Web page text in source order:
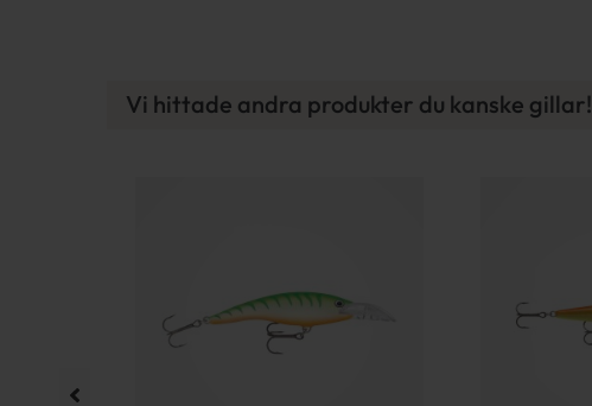
Vi hittade andra produkter du kanske gillar!